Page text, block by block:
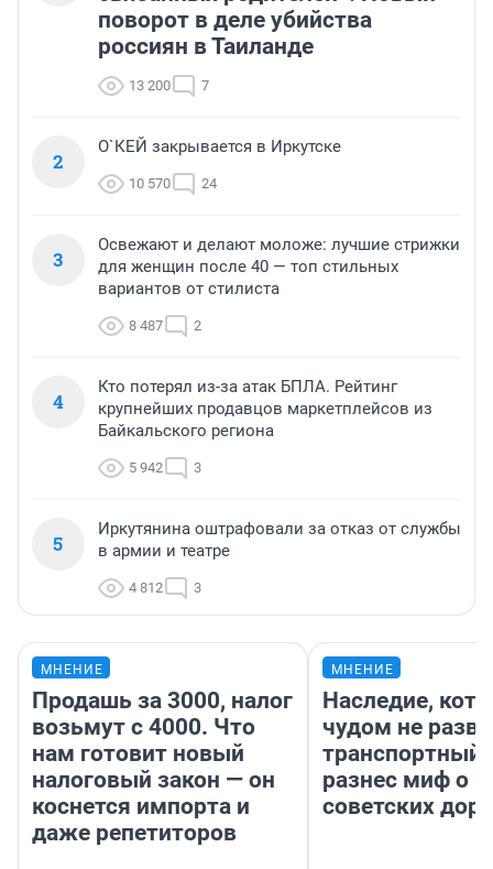
поворот в деле убийства
россиян в Таиланде
13 200 7
2
О`КЕЙ закрывается в Иркутске
10 570 24
3
Освежают и делают моложе: лучшие стрижки
для женщин после 40 — топ стильных
вариантов от стилиста
8 487 2
4
Кто потерял из-за атак БПЛА. Рейтинг
крупнейших продавцов маркетплейсов из
Байкальского региона
5 942 3
5
Иркутянина оштрафовали за отказ от службы
в армии и театре
4 812 3
МНЕНИЕ
Продашь за 3000, налог
возьмут с 4000. Что
нам готовит новый
налоговый закон — он
коснется импорта и
даже репетиторов
МНЕНИЕ
Наследие,
чудом не
транспортный
разнес миф о
советских